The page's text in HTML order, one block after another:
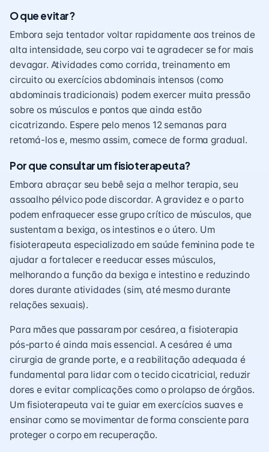
O que evitar?
Embora seja tentador voltar rapidamente aos treinos de
alta intensidade, seu corpo vai te agradecer se for mais
devagar. Atividades como corrida, treinamento em
circuito ou exercícios abdominais intensos (como
abdominais tradicionais) podem exercer muita pressão
sobre os músculos e pontos que ainda estão
cicatrizando. Espere pelo menos 12 semanas para
retomá-los e, mesmo assim, comece de forma gradual.
Por que consultar um fisioterapeuta?
Embora abraçar seu bebê seja a melhor terapia, seu
assoalho pélvico pode discordar. A gravidez e o parto
podem enfraquecer esse grupo crítico de músculos, que
sustentam a bexiga, os intestinos e o útero. Um
fisioterapeuta especializado em saúde feminina pode te
ajudar a fortalecer e reeducar esses músculos,
melhorando a função da bexiga e intestino e reduzindo
dores durante atividades (sim, até mesmo durante
relações sexuais).
Para mães que passaram por cesárea, a fisioterapia
pós-parto é ainda mais essencial. A cesárea é uma
cirurgia de grande porte, e a reabilitação adequada é
fundamental para lidar com o tecido cicatricial, reduzir
dores e evitar complicações como o prolapso de órgãos.
Um fisioterapeuta vai te guiar em exercícios suaves e
ensinar como se movimentar de forma consciente para
proteger o corpo em recuperação.